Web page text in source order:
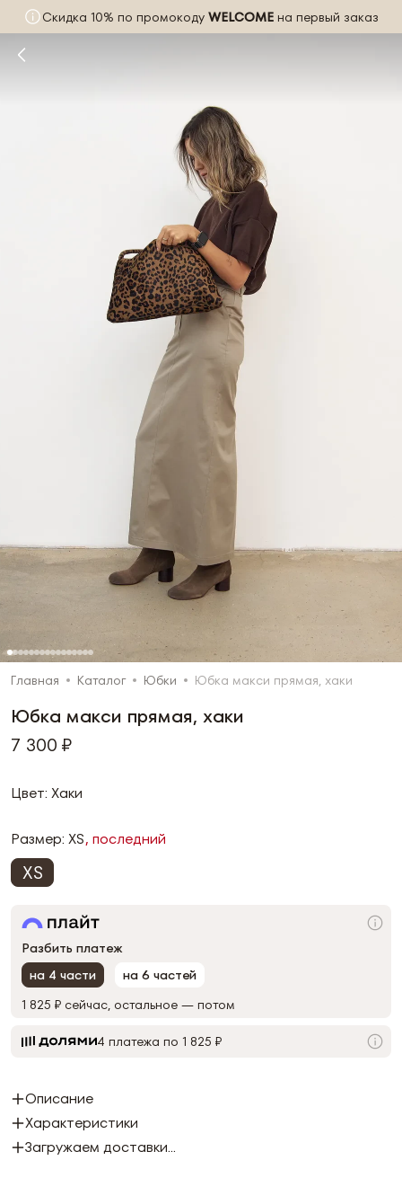
Скидка 10% по промокоду WELCOME на первый заказ
Главная Каталог Юбки Юбка макси прямая, хаки
Юбка макси прямая, хаки
7 300 ₽
Цвет: Хаки
Размер: XS, последний
XS
Разбить платеж
на 4 части
на 6 частей
1 825 ₽ сейчас, остальное — потом
4 платежа по 1 825 ₽
Описание
Характеристики
Загружаем доставки...